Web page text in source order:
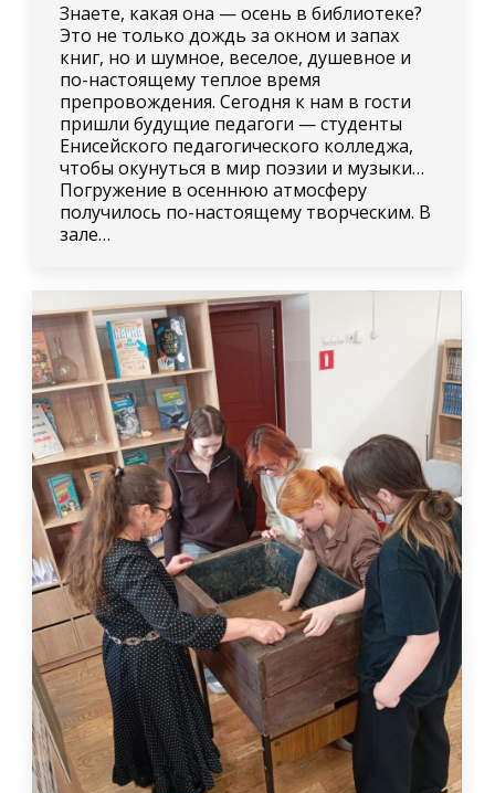
Знаете, какая она — осень в библиотеке?
Это не только дождь за окном и запах
книг, но и шумное, веселое, душевное и
по-настоящему теплое время
препровождения. Сегодня к нам в гости
пришли будущие педагоги — студенты
Енисейского педагогического колледжа,
чтобы окунуться в мир поэзии и музыки…
Погружение в осеннюю атмосферу
получилось по-настоящему творческим. В
зале…